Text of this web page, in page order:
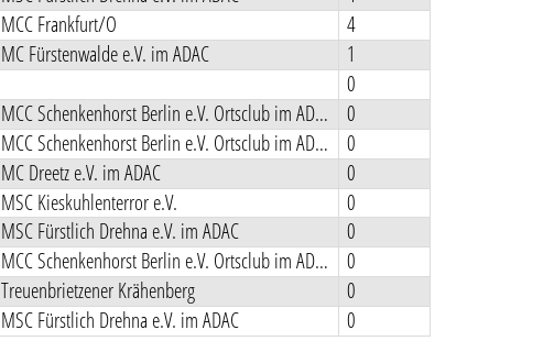
MCC Frankfurt/O
4
MC Fürstenwalde e.V. im ADAC
1
0
MCC Schenkenhorst Berlin e.V. Ortsclub im ADAC
0
MCC Schenkenhorst Berlin e.V. Ortsclub im ADAC
0
MC Dreetz e.V. im ADAC
0
MSC Kieskuhlenterror e.V.
0
MSC Fürstlich Drehna e.V. im ADAC
0
MCC Schenkenhorst Berlin e.V. Ortsclub im ADAC
0
Treuenbrietzener Krähenberg
0
MSC Fürstlich Drehna e.V. im ADAC 0